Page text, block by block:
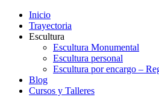
Inicio
Trayectoria
Escultura
Escultura Monumental
Escultura personal
Escultura por encargo –
Blog
Cursos y Talleres